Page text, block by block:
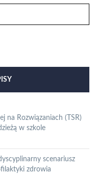
na Rozwiązaniach (TSR)
w szkole
scenariusz
zdrowia